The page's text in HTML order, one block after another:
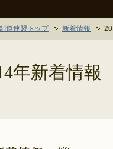
道連盟トップ 新着情報
年新着情報